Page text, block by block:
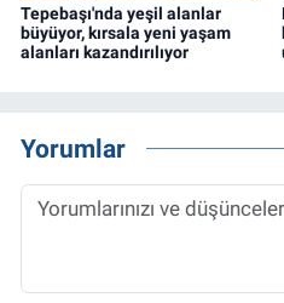
Tepebaşı'nda yeşil alanlar
büyüyor, kırsala yeni yaşam
alanları kazandırılıyor
Yorumlar